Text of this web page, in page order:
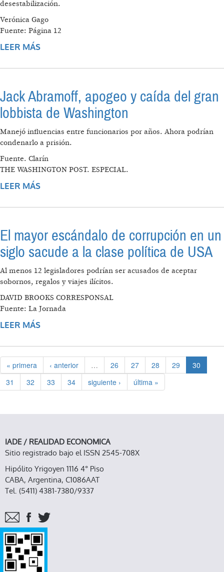
desestabilización.
Verónica Gago
Fuente: Página 12
LEER MÁS
Jack Abramoff, apogeo y caída del gran
lobbista de Washington
Manejó influencias entre funcionarios por años. Ahora podrían
condenarlo a prisión.
Fuente. Clarín
THE WASHINGTON POST. ESPECIAL.
LEER MÁS
El mayor escándalo de corrupción en un
siglo sacude a la clase política de USA
Al menos 12 legisladores podrían ser acusados de aceptar
sobornos, regalos y viajes ilícitos.
DAVID BROOKS CORRESPONSAL
Fuente: La Jornada
LEER MÁS
CLASE POLÍTICA DE USA
« primera ‹ anterior … 26 27 28 29
30
31
32 33 34 siguiente › última »
IADE / REALIDAD ECONOMICA
Sitio registrado bajo el ISSN 2545-708X
Hipólito Yrigoyen 1116 4° Piso
CABA, Argentina, C1086AAT
Tel. (5411) 4381-7380/9337